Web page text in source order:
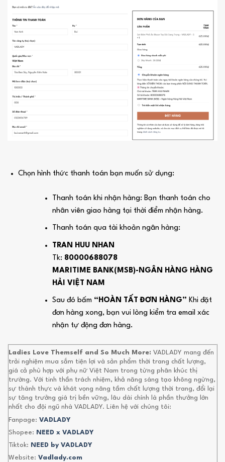
Chọn hình thức thanh toán bạn muốn sử dụng:
Thanh toán khi nhận hàng: Bạn thanh toán cho
nhân viên giao hàng tại thời điểm nhận hàng.
Thanh toán qua tài khoản ngân hàng:
TRAN HUU NHAN
Tk: 80000688078
MARITIME BANK(MSB)-NGÂN HÀNG HÀNG
HẢI VIỆT NAM
Sau đó bấm “HOÀN TẤT ĐƠN HÀNG”Khi đặt
đơn hàng xong, bạn vui lòng kiểm tra email xác
nhận tự động đơn hàng.
Ladies Love Themself and So Much More: VADLADY mang đến
trải nghiệm mua sắm tiện lợi và sản phẩm thời trang chất lượng,
giá cả phù hợp với phụ nữ Việt Nam trong từng phân khúc thị
trường. Với tinh thần trách nhiệm, khả năng sáng tạo không ngừng,
sự thành thực và khát vọng nâng tầm chất lượng thời trang, đổi lại
sự tăng trưởng giá trị bền vững, lâu dài chính là phần thưởng lớn
nhất cho đội ngũ nhà VADLADY. Liên hệ với chúng tôi:
Fanpage: VADLADY
Shopee:
NEED x VADLADY
Tiktok:
NEED by VADLADY
Website: Vadlady.com